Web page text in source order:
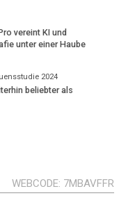
vereint KI und
unter einer Haube
2024
beliebter als
WEBCODE 7MBAVFFR